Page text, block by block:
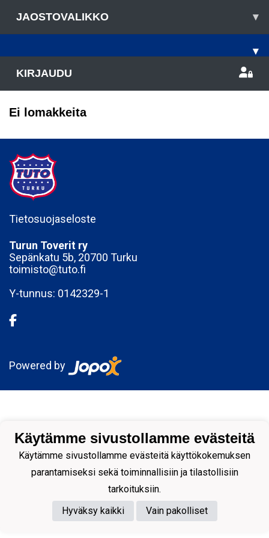
JAOSTOVALIKKO ▾
▾
KIRJAUDU
Ei lomakkeita
Tietosuojaseloste
Turun Toverit ry
Sepänkatu 5b, 20700 Turku
toimisto@tuto.fi
Y-tunnus: 0142329-1
Powered by
Käytämme sivustollamme evästeitä
Käytämme sivustollamme evästeitä käyttökokemuksen
parantamiseksi sekä toiminnallisiin ja tilastollisiin
tarkoituksiin.
Hyväksy kaikki
Vain pakolliset